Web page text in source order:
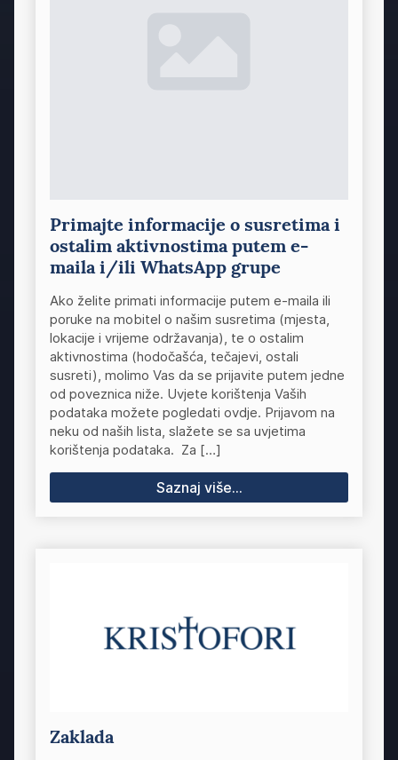
Primajte informacije o susretima i
ostalim aktivnostima putem e-
maila i/ili WhatsApp grupe
Ako želite primati informacije putem e-maila ili
poruke na mobitel o našim susretima (mjesta,
lokacije i vrijeme održavanja), te o ostalim
aktivnostima (hodočašća, tečajevi, ostali
susreti), molimo Vas da se prijavite putem jedne
od poveznica niže. Uvjete korištenja Vaših
podataka možete pogledati ovdje. Prijavom na
neku od naših lista, slažete se sa uvjetima
korištenja podataka. Za […]
Saznaj više...
Zaklada